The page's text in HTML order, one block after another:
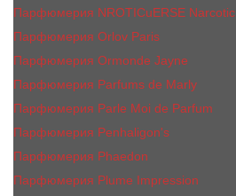
Парфюмерия NROTICuERSE Narcotic
Парфюмерия Orlov Paris
Парфюмерия Ormonde Jayne
Парфюмерия Parfums de Marly
Парфюмерия Parle Moi de Parfum
Парфюмерия Penhaligon's
Парфюмерия Phaedon
Парфюмерия Plume Impression